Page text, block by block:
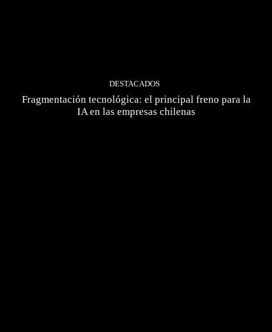
DESTACADOS
Fragmentación tecnológica: el principal freno para la
IA en las empresas chilenas